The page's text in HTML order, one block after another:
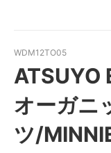
WDM12TO05
ATSUYO
オーガニ
ツ/